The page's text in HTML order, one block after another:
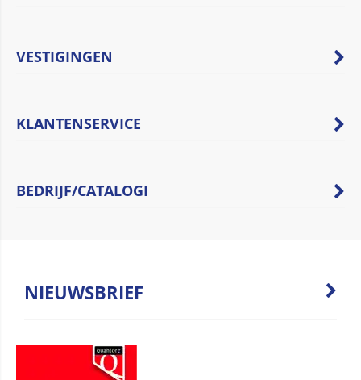
VESTIGINGEN
KLANTENSERVICE
BEDRIJF/CATALOGI
NIEUWSBRIEF